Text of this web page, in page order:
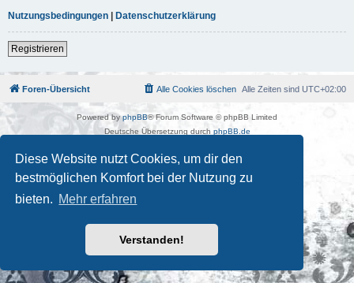
Diese Website nutzt Cookies, um dir den
bestmöglichen Komfort bei der Nutzung zu
bieten. Mehr erfahren
Verstanden!
Nutzungsbedingungen | Datenschutzerklärung
Registrieren
Foren-Übersicht Alle Zeiten sind UTC+02:00
Alle Cookies löschen
Powered byphpBB® Forum Software © phpBB Limited
Deutsche Übersetzung durch phpBB.de
Datenschutz| Nutzungsbedingungen